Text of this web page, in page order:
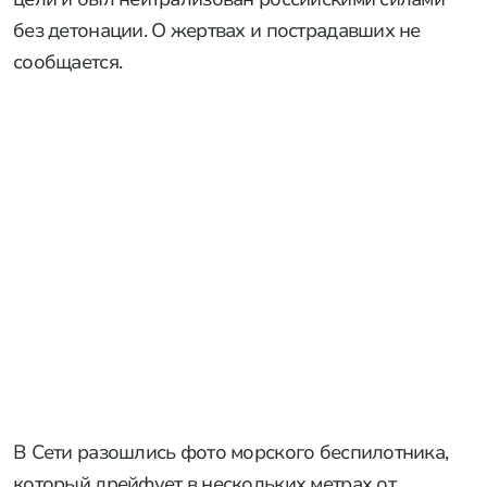
без детонации. О жертвах и пострадавших не
сообщается.
В Сети разошлись фото морского беспилотника,